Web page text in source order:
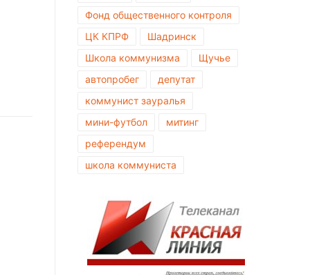
Фонд общественного контроля
ЦК КПРФ
Шадринск
Школа коммунизма
Щучье
автопробег
депутат
коммунист зауралья
мини-футбол
митинг
референдум
школа коммуниста